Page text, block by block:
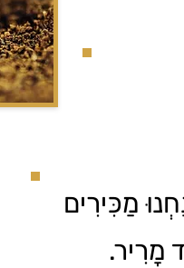
מַכִּירִים
מָרִיר.